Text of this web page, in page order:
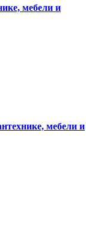
мебели и
мебели и